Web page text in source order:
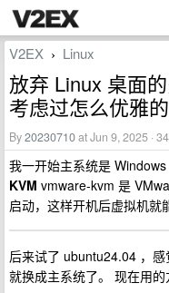
V2EX › Linux
放弃 Linux 桌面
考虑过怎么优雅
By20230710at Jun 9, 2025 ·
我一开始主系统是 Windows
KVM vmware-kvm 是
启动，这样开机后虚拟机就
后来试了 ubuntu24.04 ，感
就换成主系统了。 现在用的